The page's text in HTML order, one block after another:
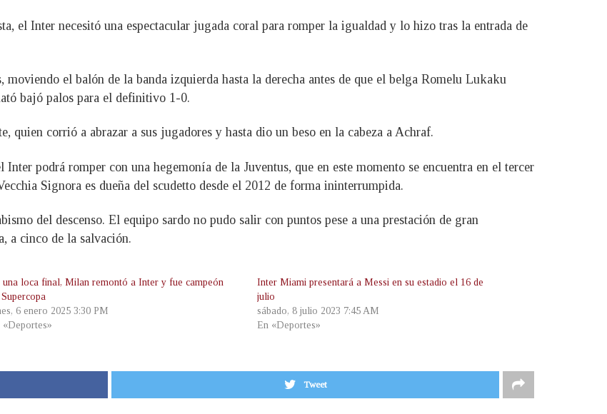
el Inter necesitó una espectacular jugada coral para romper la igualdad y lo hizo tras la entrada de
moviendo el balón de la banda izquierda hasta la derecha antes de que el belga Romelu Lukaku
bajó palos para el definitivo 1-0.
quien corrió a abrazar a sus jugadores y hasta dio un beso en la cabeza a Achraf.
podrá romper con una hegemonía de la Juventus, que en este momento se encuentra en el tercer
Signora es dueña del scudetto desde el 2012 de forma ininterrumpida.
del descenso. El equipo sardo no pudo salir con puntos pese a una prestación de gran
a cinco de la salvación.
una loca final, Milan remontó a Inter y fue campeón
6 enero 2025 3:30 PM
«Deportes»
Inter Miami presentará a Messi en su estadio el 16 de
julio
sábado, 8 julio 2023 7:45 AM
En «Deportes»
Tweet